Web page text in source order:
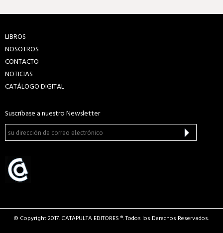
LIBROS
NOSOTROS
CONTACTO
NOTICIAS
CATÁLOGO DIGITAL
Suscríbase a nuestro Newsletter
© Copyright 2017. CATAPULTA EDITORES ®. Todos los Derechos Reservados.